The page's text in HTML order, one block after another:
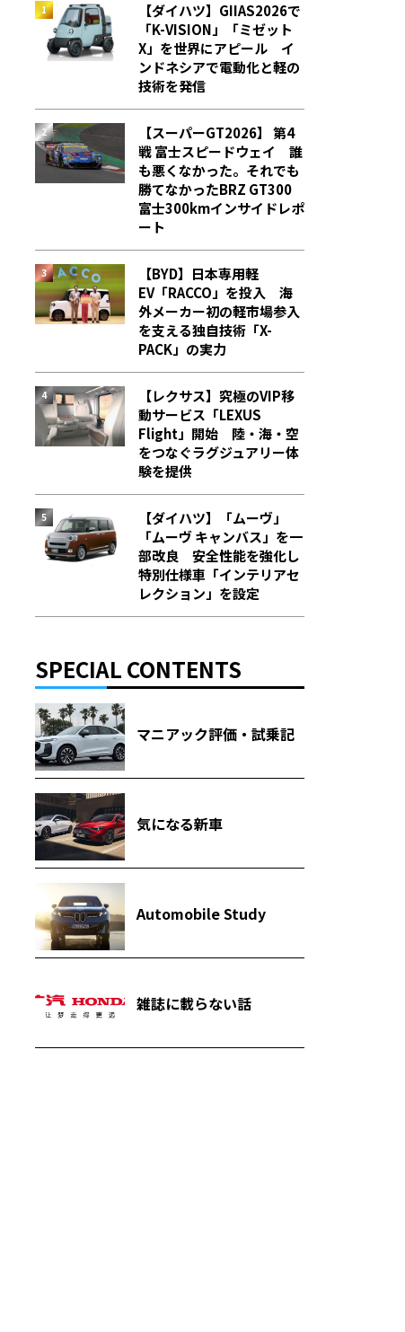
【ダイハツ】GIIAS2026で
「K-VISION」「ミゼット
X」を世界にアピール イ
ンドネシアで電動化と軽の
技術を発信
【スーパーGT2026】 第4
戦 富士スピードウェイ 誰
も悪くなかった。それでも
勝てなかった――BRZ GT300
富士300kmインサイドレポ
ート
【BYD】日本専用軽
EV「RACCO」を投入 海
外メーカー初の軽市場参入
を支える独自技術「X-
PACK」の実力
【レクサス】究極のVIP移
動サービス「LEXUS
Flight」開始 陸・海・空
をつなぐラグジュアリー体
験を提供
【ダイハツ】「ムーヴ」
「ムーヴ キャンバス」を一
部改良 安全性能を強化し
特別仕様車「インテリアセ
レクション」を設定
SPECIAL CONTENTS
マニアック評価・試乗記
気になる新車
Automobile Study
雑誌に載らない話